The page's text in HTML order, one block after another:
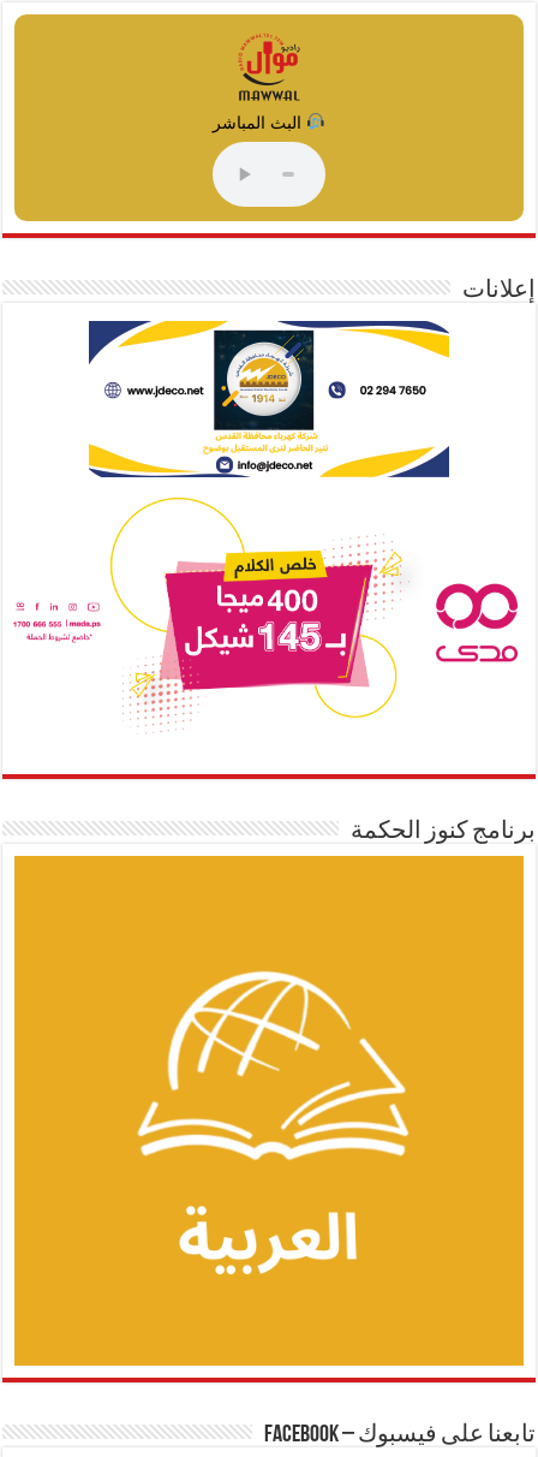
البث المباشر
إعلانات
برنامج كنوز الحكمة
تابعنا على فيسبوك – Facebook